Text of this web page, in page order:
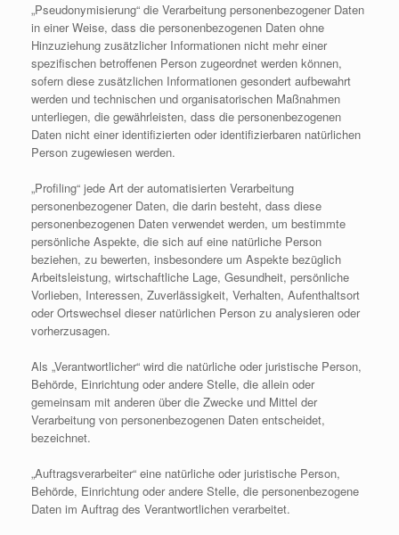
„Pseudonymisierung“ die Verarbeitung personenbezogener Daten
in einer Weise, dass die personenbezogenen Daten ohne
Hinzuziehung zusätzlicher Informationen nicht mehr einer
spezifischen betroffenen Person zugeordnet werden können,
sofern diese zusätzlichen Informationen gesondert aufbewahrt
werden und technischen und organisatorischen Maßnahmen
unterliegen, die gewährleisten, dass die personenbezogenen
Daten nicht einer identifizierten oder identifizierbaren natürlichen
Person zugewiesen werden.
„Profiling“ jede Art der automatisierten Verarbeitung
personenbezogener Daten, die darin besteht, dass diese
personenbezogenen Daten verwendet werden, um bestimmte
persönliche Aspekte, die sich auf eine natürliche Person
beziehen, zu bewerten, insbesondere um Aspekte bezüglich
Arbeitsleistung, wirtschaftliche Lage, Gesundheit, persönliche
Vorlieben, Interessen, Zuverlässigkeit, Verhalten, Aufenthaltsort
oder Ortswechsel dieser natürlichen Person zu analysieren oder
vorherzusagen.
Als „Verantwortlicher“ wird die natürliche oder juristische Person,
Behörde, Einrichtung oder andere Stelle, die allein oder
gemeinsam mit anderen über die Zwecke und Mittel der
Verarbeitung von personenbezogenen Daten entscheidet,
bezeichnet.
„Auftragsverarbeiter“ eine natürliche oder juristische Person,
Behörde, Einrichtung oder andere Stelle, die personenbezogene
Daten im Auftrag des Verantwortlichen verarbeitet.